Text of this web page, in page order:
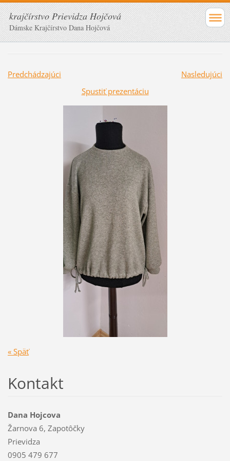
krajčírstvo Prievidza Hojčová
Dámske Krajčírstvo Dana Hojčová
Predchádzajúci
Nasledujúci
Spustiť prezentáciu
« Späť
Kontakt
Dana Hojcova
Žarnova 6, Zapotôčky
Prievidza
0905 479 677